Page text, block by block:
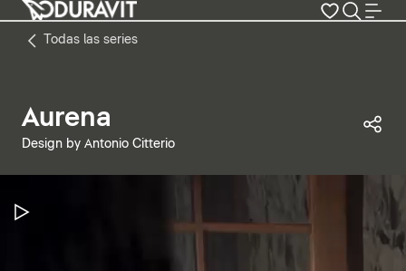
Todas las series
Aurena
Design by Antonio Citterio
Pausar vídeo